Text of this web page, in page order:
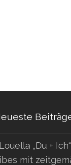
Louella „Du +
mit